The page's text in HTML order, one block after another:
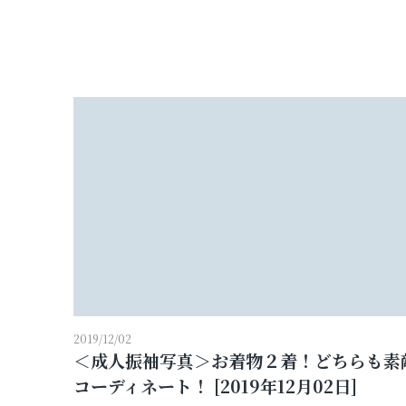
2019/12/02
＜成人振袖写真＞お着物２着！どちらも素
コーディネート！ [2019年12月02日]